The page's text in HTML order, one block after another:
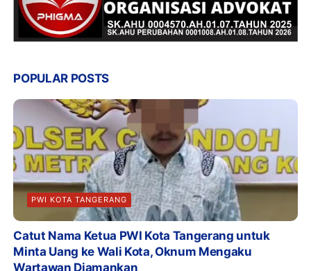
POPULAR POSTS
PWI KOTA TANGERANG
Catut Nama Ketua PWI Kota Tangerang untuk
Minta Uang ke Wali Kota, Oknum Mengaku
Wartawan Diamankan